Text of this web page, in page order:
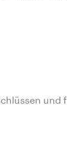
und